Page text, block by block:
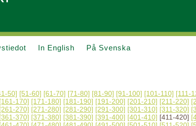
In English På Svenska
50] [51-60] [61-70] [71-80] [81-90] [91-100] [101-110] [111-
[161-170] [171-180] [181-190] [191-200] [201-210] [211-220]
[261-270] [271-280] [281-290] [291-300] [301-310] [311-320]
[361-370] [371-380] [381-390] [391-400] [401-410] [411-420]